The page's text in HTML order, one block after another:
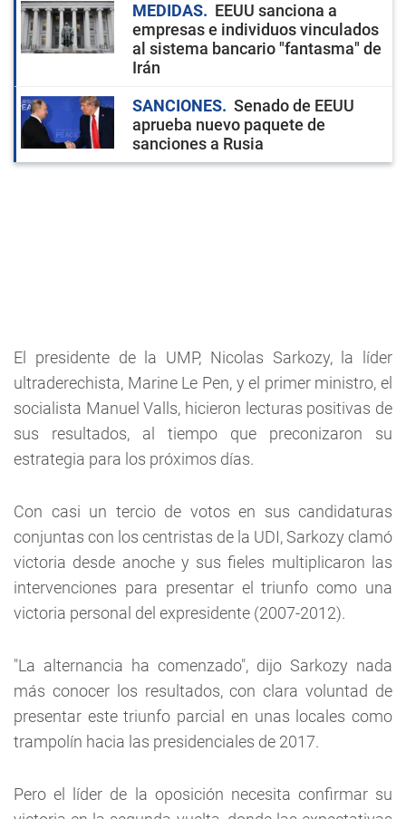
MEDIDAS
EEUU sanciona a
empresas e individuos vinculados
al sistema bancario "fantasma" de
Irán
SANCIONES
Senado de EEUU
aprueba nuevo paquete de
sanciones a Rusia
El presidente de la UMP, Nicolas Sarkozy, la líder
ultraderechista, Marine Le Pen, y el primer ministro, el
socialista Manuel Valls, hicieron lecturas positivas de
sus resultados, al tiempo que preconizaron su
estrategia para los próximos días.
Con casi un tercio de votos en sus candidaturas
conjuntas con los centristas de la UDI, Sarkozy clamó
victoria desde anoche y sus fieles multiplicaron las
intervenciones para presentar el triunfo como una
victoria personal del expresidente (2007-2012).
"La alternancia ha comenzado", dijo Sarkozy nada
más conocer los resultados, con clara voluntad de
presentar este triunfo parcial en unas locales como
trampolín hacia las presidenciales de 2017.
Pero el líder de la oposición necesita confirmar su